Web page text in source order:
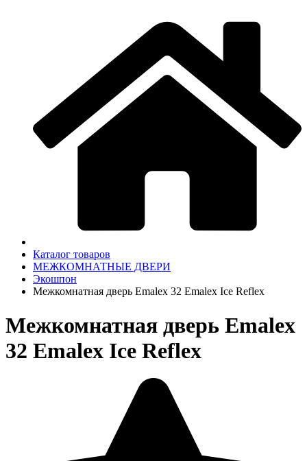
Каталог товаров
МЕЖКОМНАТНЫЕ ДВЕРИ
Экошпон
Межкомнатная дверь Emalex 32 Emalex Ice Reflex
Межкомнатная дверь Emalex
32 Emalex Ice Reflex